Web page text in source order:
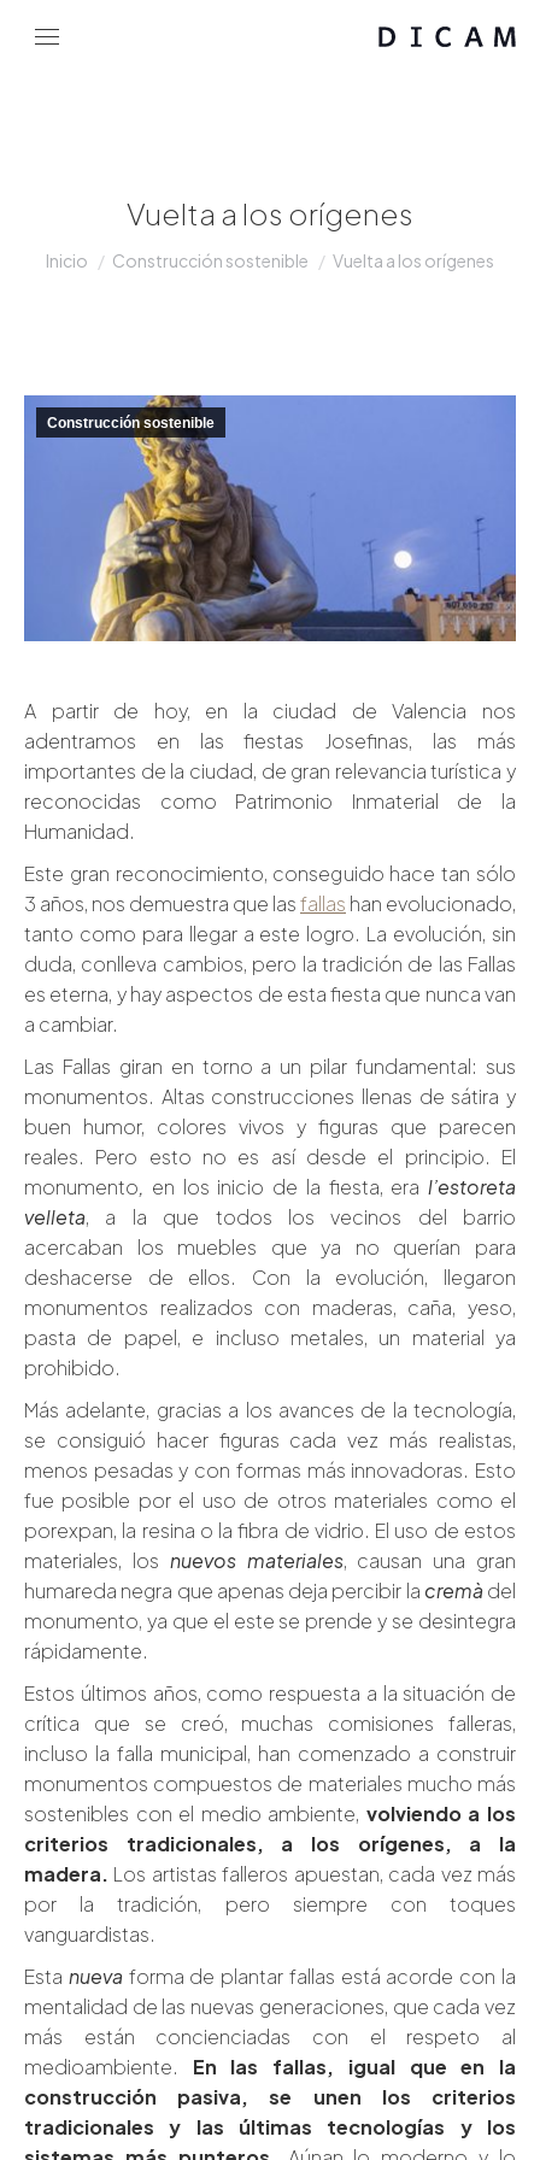
Vuelta a los orígenes
Estás aquí:
Inicio Construcción sostenible Vuelta a los orígenes
Construcción sostenible
A partir de hoy, en la ciudad de Valencia nos
adentramos en las fiestas Josefinas, las más
importantes de la ciudad, de gran relevancia turística y
reconocidas como Patrimonio Inmaterial de la
Humanidad.
Este gran reconocimiento, conseguido hace tan sólo
3 años, nos demuestra que lasfallas han evolucionado,
tanto como para llegar a este logro. La evolución, sin
duda, conlleva cambios, pero la tradición de las Fallas
es eterna, y hay aspectos de esta fiesta que nunca van
a cambiar.
Las Fallas giran en torno a un pilar fundamental: sus
monumentos. Altas construcciones llenas de sátira y
buen humor, colores vivos y figuras que parecen
reales. Pero esto no es así desde el principio. El
monumento, en los inicio de la fiesta, era l’estoreta
velleta, a la que todos los vecinos del barrio
acercaban los muebles que ya no querían para
deshacerse de ellos. Con la evolución, llegaron
monumentos realizados con maderas, caña, yeso,
pasta de papel, e incluso metales, un material ya
prohibido.
Más adelante, gracias a los avances de la tecnología,
se consiguió hacer figuras cada vez más realistas,
menos pesadas y con formas más innovadoras. Esto
fue posible por el uso de otros materiales como el
porexpan, la resina o la fibra de vidrio. El uso de estos
materiales, los nuevos materiales, causan una gran
humareda negra que apenas deja percibir la cremà del
monumento, ya que el este se prende y se desintegra
rápidamente.
Estos últimos años, como respuesta a la situación de
crítica que se creó, muchas comisiones falleras,
incluso la falla municipal, han comenzado a construir
monumentos compuestos de materiales mucho más
sostenibles con el medio ambiente, volviendo a los
criterios tradicionales, a los orígenes, a la
madera. Los artistas falleros apuestan, cada vez más
por la tradición, pero siempre con toques
vanguardistas.
Esta nueva forma de plantar fallas está acorde con la
mentalidad de las nuevas generaciones, que cada vez
más están concienciadas con el respeto al
medioambiente. En las fallas, igual que en la
construcción pasiva, se unen los criterios
tradicionales y las últimas tecnologías y los